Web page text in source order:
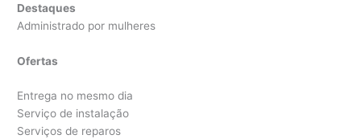
Destaques
Administrado por mulheres
Ofertas
Entrega no mesmo dia
Serviço de instalação
Serviços de reparos